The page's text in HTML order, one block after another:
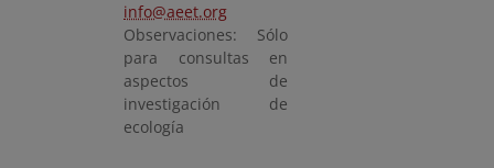
info@aeet.org
Observaciones: Sólo
para consultas en
aspectos de
investigación de
ecología